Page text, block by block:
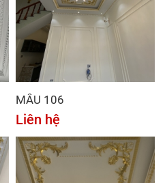
MẪU 106
Liên hệ